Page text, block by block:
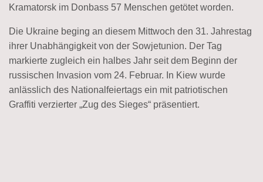
Kramatorsk im Donbass 57 Menschen getötet worden.
Die Ukraine beging an diesem Mittwoch den 31. Jahrestag
ihrer Unabhängigkeit von der Sowjetunion. Der Tag
markierte zugleich ein halbes Jahr seit dem Beginn der
russischen Invasion vom 24. Februar. In Kiew wurde
anlässlich des Nationalfeiertags ein mit patriotischen
Graffiti verzierter „Zug des Sieges“ präsentiert.